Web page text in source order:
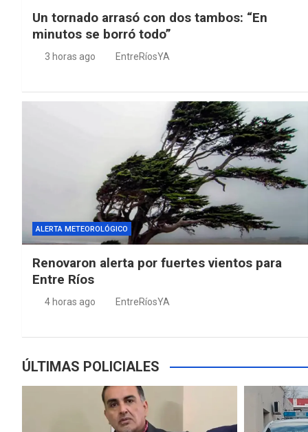
Un tornado arrasó con dos tambos: “En
minutos se borró todo”
3 horas ago EntreRíosYA
ALERTA METEOROLÓGICO
Renovaron alerta por fuertes vientos para
Entre Ríos
4 horas ago EntreRíosYA
ÚLTIMAS POLICIALES